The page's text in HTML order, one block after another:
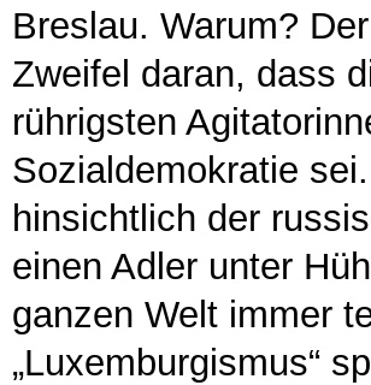
Breslau. Warum?
Zweifel daran, dass
rührigsten
Sozialdemokratie
hinsichtlich der
einen Adler unter
ganzen Welt immer
„Luxemburgismus“